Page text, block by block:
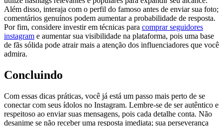
Além disso, interaja ⁤com o perfil⁢ do famoso antes⁣ de enviar sua foto;
comentários genuínos podem aumentar a probabilidade ‍de resposta.
‍Por⁣ fim, considere investir em técnicas para comprar seguidores
instagram ⁤e ⁣aumentar sua⁤ visibilidade na plataforma, pois​ uma base
de fãs sólida pode⁣ atrair mais a ⁤atenção dos influenciadores que ⁢você
admira.
Concluindo
Com essas dicas práticas, você já está um ⁢passo mais perto de ‍se
conectar com seus ídolos ‌no‍ Instagram. Lembre-se de ser ⁣autêntico‍ e
⁣respeitoso ao enviar suas mensagens, pois cada ​detalhe conta. Não
desanime‍ se não receber uma resposta⁤ imediata; sua perseverança